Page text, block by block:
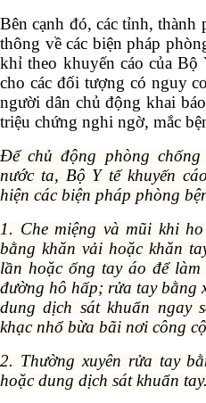
Bên cạnh đó, các tỉnh, thành
thông về các biện pháp
khỉ theo khuyến cáo của
cho các đối tượng có nguy
người dân chủ động khai
triệu chứng nghi ngờ, mắc
Để chủ động phòng
nước ta, Bộ Y tế khuyến
hiện các biện pháp phòng
1. Che miệng và mũi khi
bằng khăn vải hoặc khăn
lần hoặc ống tay áo để
đường hô hấp; rửa tay bằng
dung dịch sát khuẩn ngay
khạc nhổ bừa bãi nơi công
2. Thường xuyên rửa tay
hoặc dung dịch sát khuẩn tay.